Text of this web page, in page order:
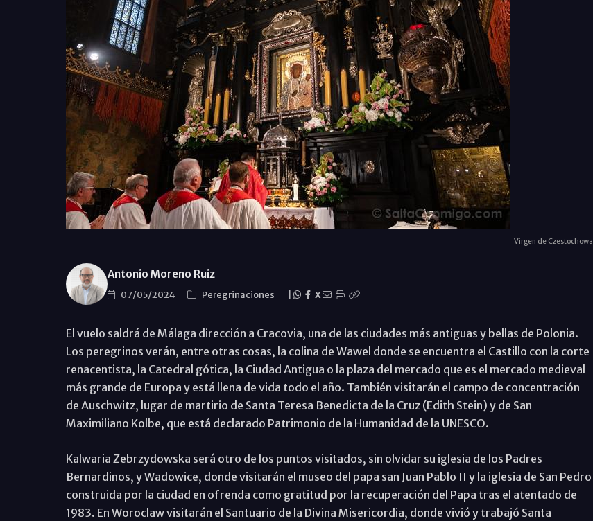
Virgen de Czestochowa
Antonio Moreno Ruiz
07/05/2024 Peregrinaciones X
El vuelo saldrá de Málaga dirección a Cracovia, una de las ciudades más antiguas y bellas de Polonia.
Los peregrinos verán, entre otras cosas, la colina de Wawel donde se encuentra el Castillo con la corte
renacentista, la Catedral gótica, la Ciudad Antigua o la plaza del mercado que es el mercado medieval
más grande de Europa y está llena de vida todo el año. También visitarán el campo de concentración
de Auschwitz, lugar de martirio de Santa Teresa Benedicta de la Cruz (Edith Stein) y de San
Maximiliano Kolbe, que está declarado Patrimonio de la Humanidad de la UNESCO.
Kalwaria Zebrzydowska será otro de los puntos visitados, sin olvidar su iglesia de los Padres
Bernardinos, y Wadowice, donde visitarán el museo del papa san Juan Pablo II y la iglesia de San Pedro
construida por la ciudad en ofrenda como gratitud por la recuperación del Papa tras el atentado de
1983. En Woroclaw visitarán el Santuario de la Divina Misericordia, donde vivió y trabajó Santa